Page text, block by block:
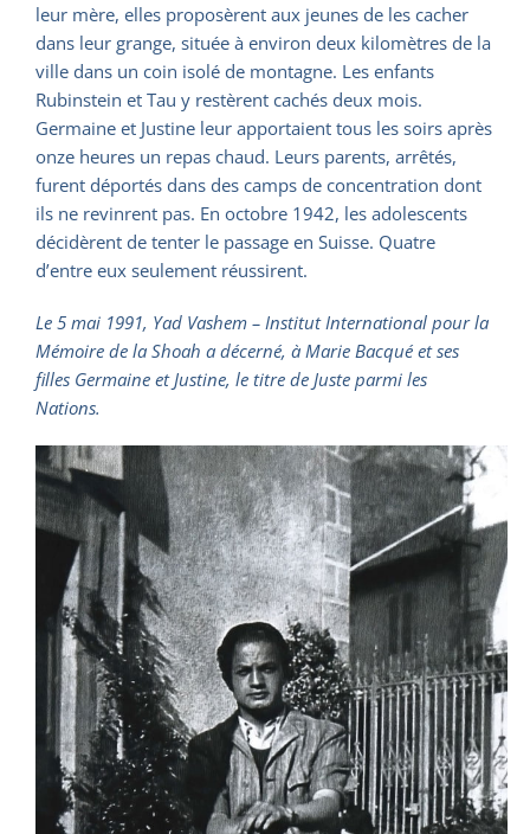
leur mère, elles proposèrent aux jeunes de les cacher
dans leur grange, située à environ deux kilomètres de la
ville dans un coin isolé de montagne. Les enfants
Rubinstein et Tau y restèrent cachés deux mois.
Germaine et Justine leur apportaient tous les soirs après
onze heures un repas chaud. Leurs parents, arrêtés,
furent déportés dans des camps de concentration dont
ils ne revinrent pas. En octobre 1942, les adolescents
décidèrent de tenter le passage en Suisse. Quatre
d’entre eux seulement réussirent.
Le 5 mai 1991, Yad Vashem – Institut International pour la
Mémoire de la Shoah a décerné, à Marie Bacqué et ses
filles Germaine et Justine, le titre de Juste parmi les
Nations.